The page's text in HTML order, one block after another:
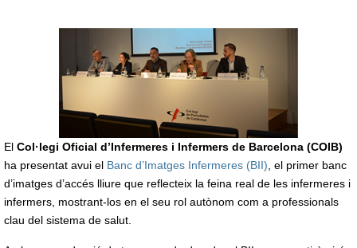
El Col·legi Oficial d’Infermeres i Infermers de Barcelona (COIB)
ha presentat avui el Banc d’Imatges Infermeres (BII), el primer banc
d’imatges d’accés lliure que reflecteix la feina real de les infermeres i
infermers, mostrant-los en el seu rol autònom com a professionals
clau del sistema de salut.